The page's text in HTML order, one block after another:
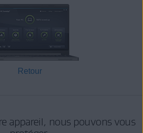
Retour
appareil, nous pouvons vous